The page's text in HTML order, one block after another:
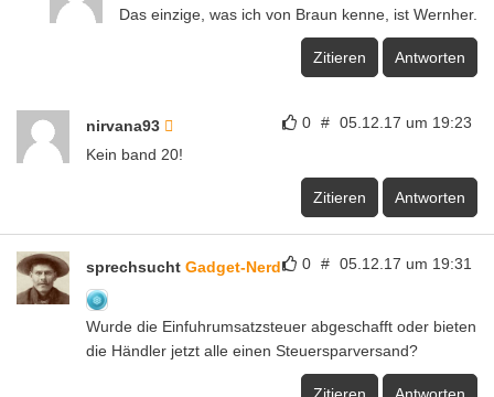
Das einzige, was ich von Braun kenne, ist Wernher.
Zitieren Antworten
0 # 05.12.17 um 19:23
nirvana93
Kein band 20!
Zitieren Antworten
0 # 05.12.17 um 19:31
sprechsucht Gadget-Nerd
Wurde die Einfuhrumsatzsteuer abgeschafft oder bieten
die Händler jetzt alle einen Steuersparversand?